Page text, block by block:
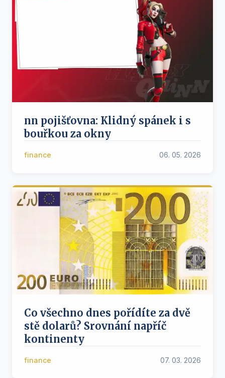
nn pojišťovna: Klidný spánek i s
bouřkou za okny
finance 06. 05. 2026
Co všechno dnes pořídíte za dvě
stě dolarů? Srovnání napříč
kontinenty
finance 07. 03. 2026